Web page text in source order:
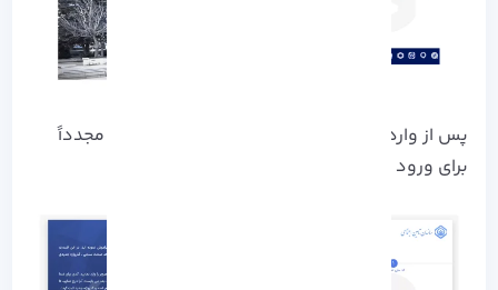
پس از وارد کردن کد ملی و تعیین رمز عبور جدید، مجدداً
برای ورود اقدام کنید.